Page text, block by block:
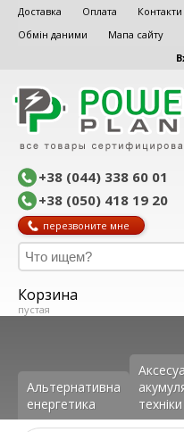
Доставка Оплата Контакти
Обмін даними
Мапа сайту
+38 (044) 338 60 01
+38 (050) 418 19 20
перезвоните мне
Корзина
пустая
Альтернативна
енергетика
техніки